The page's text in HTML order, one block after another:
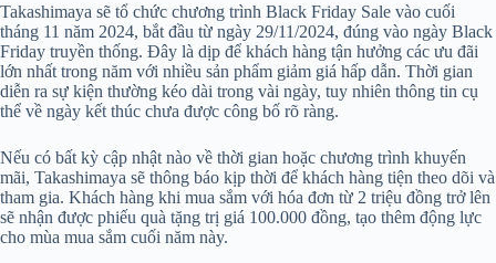
Takashimaya sẽ tổ chức chương trình Black Friday Sale vào cuối
tháng 11 năm 2024, bắt đầu từ ngày 29/11/2024, đúng vào ngày Black
Friday truyền thống. Đây là dịp để khách hàng tận hưởng các ưu đãi
lớn nhất trong năm với nhiều sản phẩm giảm giá hấp dẫn. Thời gian
diễn ra sự kiện thường kéo dài trong vài ngày, tuy nhiên thông tin cụ
thể về ngày kết thúc chưa được công bố rõ ràng.
Nếu có bất kỳ cập nhật nào về thời gian hoặc chương trình khuyến
mãi, Takashimaya sẽ thông báo kịp thời để khách hàng tiện theo dõi và
tham gia. Khách hàng khi mua sắm với hóa đơn từ 2 triệu đồng trở lên
sẽ nhận được phiếu quà tặng trị giá 100.000 đồng, tạo thêm động lực
cho mùa mua sắm cuối năm này.